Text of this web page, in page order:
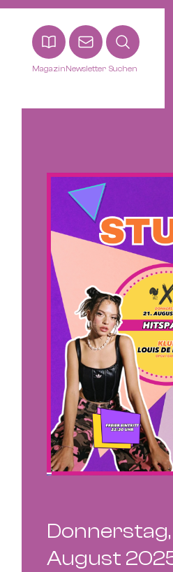
MagazinNewsletter Suchen
Donnerstag,
August